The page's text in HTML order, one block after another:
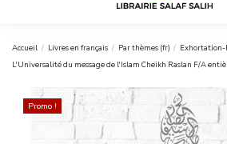
Accueil Livres en français Par thèmes (fr)
L'Universalité du message de l'Islam Cheikh Raslan F/A
Promo !